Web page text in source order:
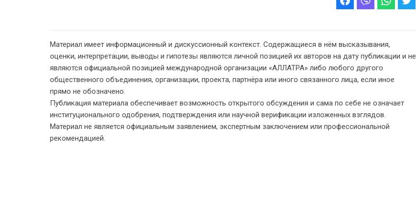
Материал имеет информационный и дискуссионный контекст. Содержащиеся в нём высказывания,
оценки, интерпретации, выводы и гипотезы являются личной позицией их авторов на дату публикации и не
являются официальной позицией международной организации «АЛЛАТРА» либо любого другого
общественного объединения, организации, проекта, партнёра или иного связанного лица, если иное
прямо не обозначено.
Публикация материала обеспечивает возможность открытого обсуждения и сама по себе не означает
институционального одобрения, подтверждения или научной верификации изложенных взглядов.
Материал не является официальным заявлением, экспертным заключением или профессиональной
рекомендацией.